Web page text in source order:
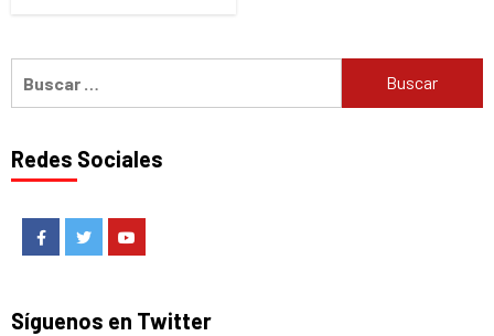
Redes Sociales
FacebookTwitter
Síguenos en Twitter